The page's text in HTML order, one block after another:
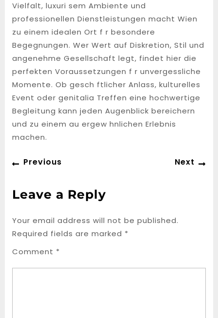
Vielfalt, luxuri sem Ambiente und
professionellen Dienstleistungen macht Wien
zu einem idealen Ort f r besondere
Begegnungen. Wer Wert auf Diskretion, Stil und
angenehme Gesellschaft legt, findet hier die
perfekten Voraussetzungen f r unvergessliche
Momente. Ob gesch ftlicher Anlass, kulturelles
Event oder genitalia Treffen eine hochwertige
Begleitung kann jeden Augenblick bereichern
und zu einem au ergew hnlichen Erlebnis
machen.
Post
navigation
Previous Next
Leave a Reply
Your email address will not be published.
Required fields are marked *
Comment *